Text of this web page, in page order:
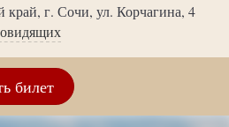
край, г. Сочи, ул. Корчагина, 4
билет